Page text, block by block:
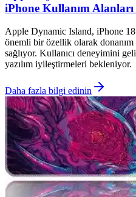
iPhone Kullanım
Apple Dynamic Island, iPhone
önemli bir özellik olarak donanım
sağlıyor. Kullanıcı deneyimini
yazılım iyileştirmeleri bekleniyor.
Daha fazla bilgi edinin